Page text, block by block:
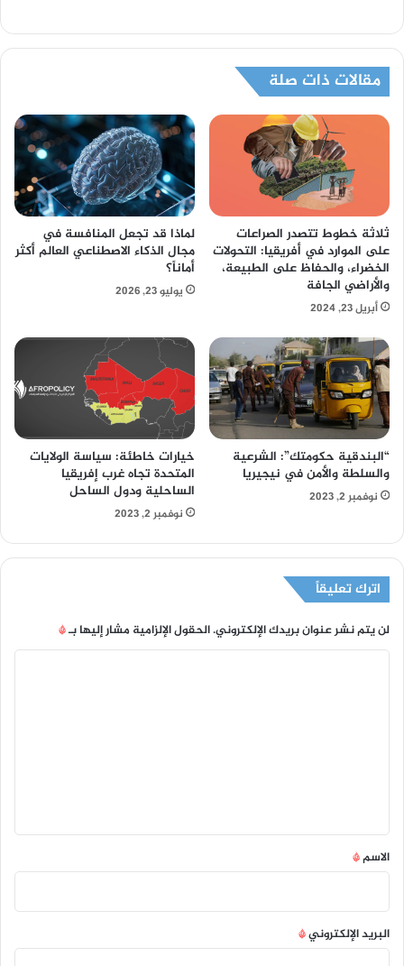
مقالات ذات صلة
ثلاثة خطوط تتصدر الصراعات
على الموارد في أفريقيا: التحولات
الخضراء، والحفاظ على الطبيعة،
والأراضي الجافة
أبريل 23, 2024
لماذا قد تجعل المنافسة في
مجال الذكاء الاصطناعي العالم أكثر
أماناً؟
يوليو 23, 2026
“البندقية حكومتك”: الشرعية
والسلطة والأمن في نيجيريا
نوفمبر 2, 2023
خيارات خاطئة: سياسة الولايات
المتحدة تجاه غرب إفريقيا
الساحلية ودول الساحل
نوفمبر 2, 2023
اترك تعليقاً
لن يتم نشر عنوان بريدك الإلكتروني.الحقول الإلزامية مشار إليها بـ*
*
الاسم*
البريد الإلكتروني*